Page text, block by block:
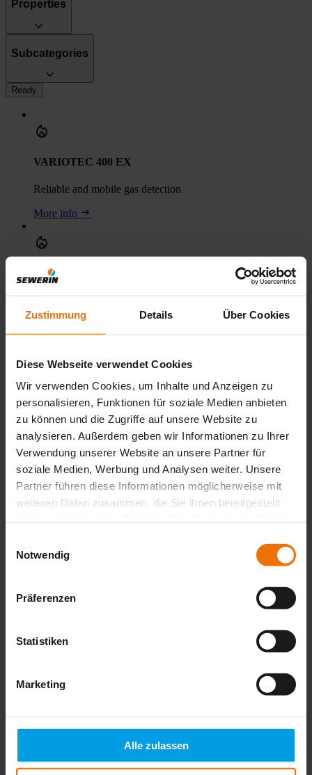
Zustimmung Details Über Cookies
Diese Webseite verwendet Cookies
Wir verwenden Cookies, um Inhalte und Anzeigen zu
personalisieren, Funktionen für soziale Medien anbieten
zu können und die Zugriffe auf unsere Website zu
analysieren. Außerdem geben wir Informationen zu Ihrer
Verwendung unserer Website an unsere Partner für
soziale Medien, Werbung und Analysen weiter. Unsere
Partner führen diese Informationen möglicherweise mit
weiteren Daten zusammen, die Sie ihnen bereitgestellt
Notwendig
Präferenzen
Statistiken
Marketing
Alle zulassen
Properties
Subcategories
Ready
VARIOTEC 400 EX
Reliable and mobile gas detection
More info
VARIOTEC 480 EX
An economical gas analyser
VARIOTEC 460 EX
Reliably monitor pipe networks
More info
Measure efficiently and work safely
VARIOTEC 460 Tracergas
Check pipe networks quickly and conveniently by vehicle
More info